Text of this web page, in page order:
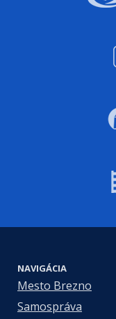
NAVIGÁCIA
Mesto Brezno
Samospráva